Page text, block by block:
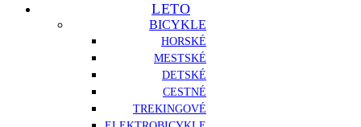
LETO
BICYKLE
HORSKÉ
MESTSKÉ
DETSKÉ
CESTNÉ
TREKINGOVÉ